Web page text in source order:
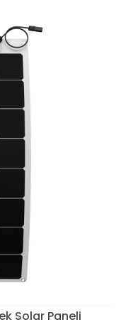
Solar Paneli